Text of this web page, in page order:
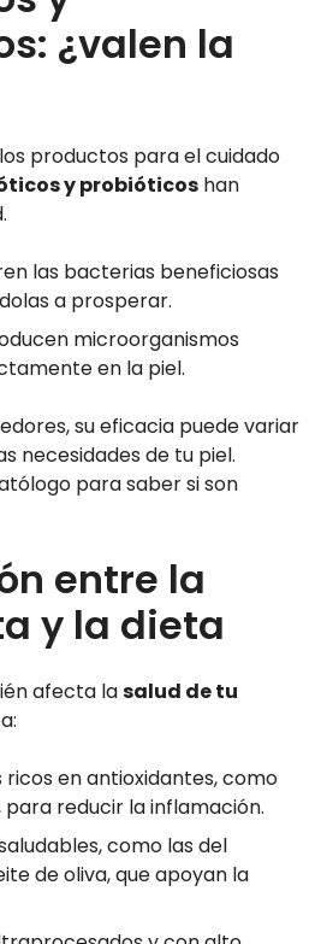
¿valen la
productos para el cuidado
y probióticos han
las bacterias beneficiosas
a prosperar.
microorganismos
en la piel.
su eficacia puede variar
necesidades de tu piel.
para saber si son
entre la
y la dieta
afecta lasalud de tu
en antioxidantes, como
reducir la inflamación.
como las del
de oliva, que apoyan la